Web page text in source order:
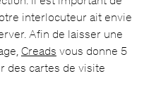
interlocuteur ait envie
Afin de laisser une
Creads vous donne 5
des cartes de visite